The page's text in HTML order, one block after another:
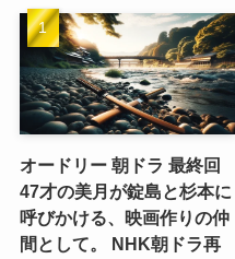
オードリー 朝ドラ 最終回
47才の美月が錠島と杉本に
呼びかける、映画作りの仲
間として。 NHK朝ドラ再